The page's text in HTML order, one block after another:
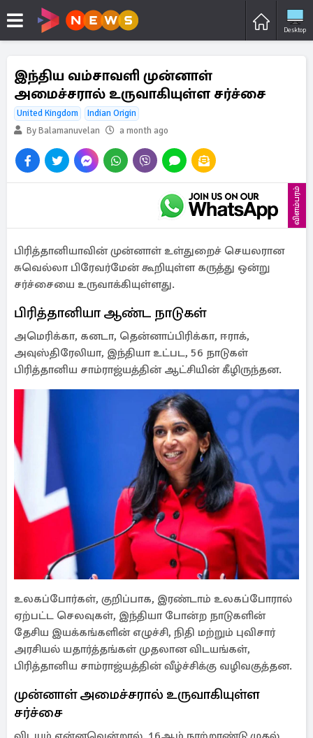
Desktop
இந்திய வம்சாவளி முன்னாள்
அமைச்சரால் உருவாகியுள்ள சர்ச்சை
United Kingdom
Indian Origin
By Balamanuvelan
a month ago
விளம்பரம்
பிரித்தானியாவின் முன்னாள் உள்துறைச் செயலரான
சுவெல்லா பிரேவர்மேன் கூறியுள்ள கருத்து ஒன்று
சர்ச்சையை உருவாக்கியுள்ளது.
பிரித்தானியா ஆண்ட நாடுகள்
அமெரிக்கா, கனடா, தென்னாப்பிரிக்கா, ஈராக்,
அவுஸ்திரேலியா, இந்தியா உட்பட, 56 நாடுகள்
பிரித்தானிய சாம்ராஜ்யத்தின் ஆட்சியின் கீழிருந்தன.
உலகப்போர்கள், குறிப்பாக, இரண்டாம் உலகப்போரால்
ஏற்பட்ட செலவுகள், இந்தியா போன்ற நாடுகளின்
தேசிய இயக்கங்களின் எழுச்சி, நிதி மற்றும் புவிசார்
அரசியல் யதார்த்தங்கள் முதலான விடயங்கள்,
பிரித்தானிய சாம்ராஜ்யத்தின் வீழ்ச்சிக்கு வழிவகுத்தன.
முன்னாள் அமைச்சரால் உருவாகியுள்ள
சர்ச்சை